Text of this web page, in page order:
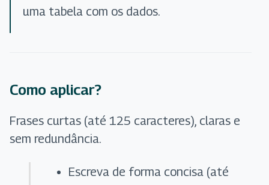
uma tabela com os dados.
Como aplicar?
Frases curtas (até 125 caracteres), claras e
sem redundância.
Escreva de forma concisa (até